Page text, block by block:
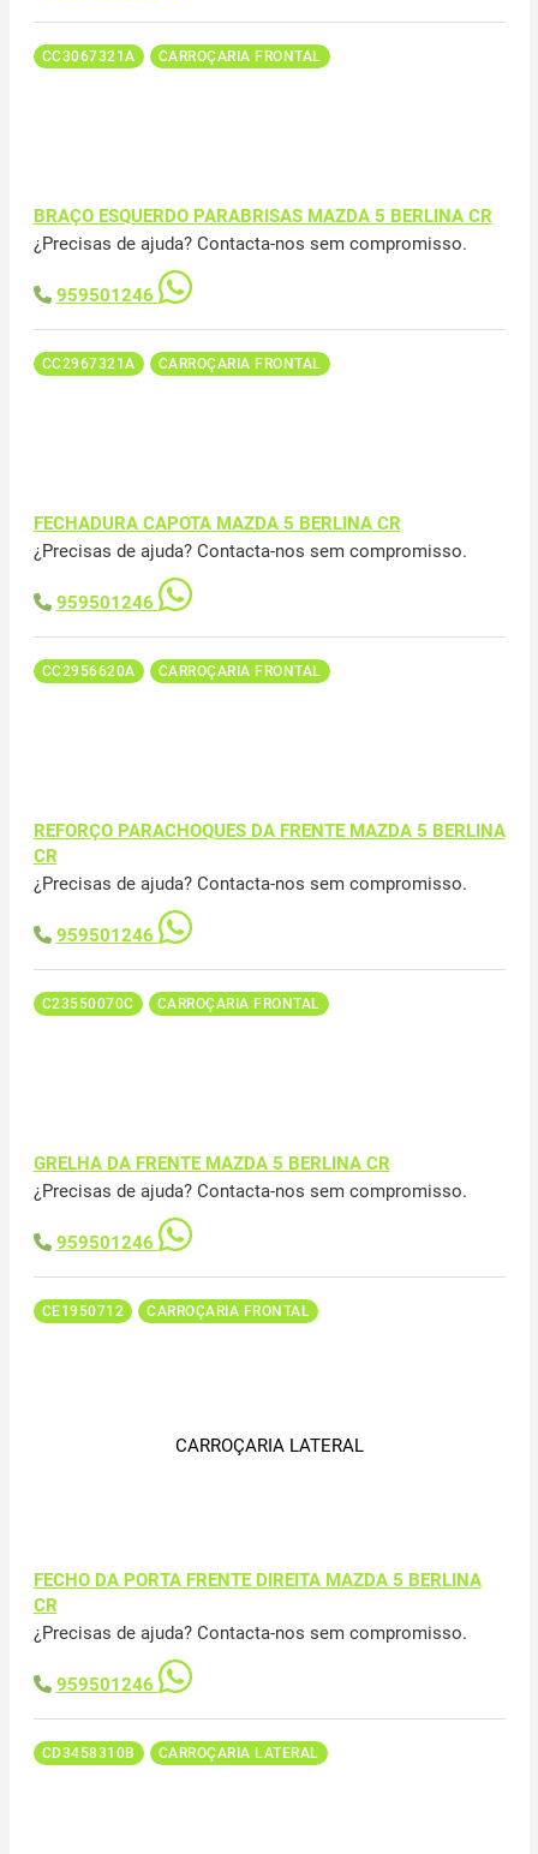
CC3067321A CARROÇARIA FRONTAL
BRAÇO ESQUERDO PARABRISAS MAZDA 5 BERLINA CR
¿Precisas de ajuda? Contacta-nos sem compromisso.
959501246
CC2967321A CARROÇARIA FRONTAL
FECHADURA CAPOTA MAZDA 5 BERLINA CR
¿Precisas de ajuda? Contacta-nos sem compromisso.
959501246
CC2956620A CARROÇARIA FRONTAL
REFORÇO PARACHOQUES DA FRENTE MAZDA 5 BERLINA
CR
¿Precisas de ajuda? Contacta-nos sem compromisso.
959501246
C23550070C CARROÇARIA FRONTAL
GRELHA DA FRENTE MAZDA 5 BERLINA CR
¿Precisas de ajuda? Contacta-nos sem compromisso.
959501246
CE1950712 CARROÇARIA FRONTAL
CARROÇARIA LATERAL
FECHO DA PORTA FRENTE DIREITA MAZDA 5 BERLINA
CR
¿Precisas de ajuda? Contacta-nos sem compromisso.
959501246
CD3458310B CARROÇARIA LATERAL